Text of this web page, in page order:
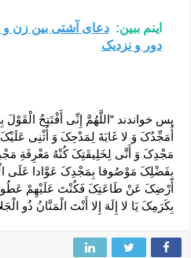
اینم ببین: دعای آشتی بین زن و
دور و نزدیک
پس خواندند “اللَّهُمَّ إِنِّی أَفْتَتِحُ
أُمَجِّدُکَ وَ لا غَایَةَ لِمَدْحِکَ وَ أُثْنِی عَلَیْکَ
مَجْدِکَ وَ أَنَّی لِخَلِیقَتِکَ کُنْهُ مَعْرِفَةِ
بِفَضْلِکَ مَوْصُوفا بِمَجْدِکَ عَوَّادا عَلَی
أَرْضِکَ عَنْ طَاعَتِکَ فَکُنْتَ عَلَیْهِمْ
بِکَرَمِکَ یَا لا إِلَهَ إِلا أَنْتَ الْمَنَّانُ ذُو